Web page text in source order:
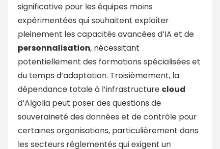
significative pour les équipes moins
expérimentées qui souhaitent exploiter
pleinement les capacités avancées d’IA et de
personnalisation, nécessitant
potentiellement des formations spécialisées et
du temps d’adaptation. Troisièmement, la
dépendance totale à l’infrastructure cloud
d’Algolia peut poser des questions de
souveraineté des données et de contrôle pour
certaines organisations, particulièrement dans
les secteurs réglementés qui exigent un